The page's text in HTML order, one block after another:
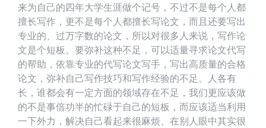
来为自己的四年大学生涯做个记号，不过不是每个人都
擅长写作，更不是每个人都擅长写论文，而且还要写出
专业的、过万字数的论文，所以对很多人来说，写作论
文是个短板。要弥补这种不足，可以适量寻求论文代写
的帮助，依靠专业的代写论文写手，写出高质量的合格
论文，弥补自己写作技巧和写作经验的不足。人各有
长，谁都会有一定方面的领域存在不足，我们更应该做
的不是事倍功半的忙碌于自己的短板，而应该适当利用
一下外力，解决自己看起来很麻烦、在别人眼中其实很